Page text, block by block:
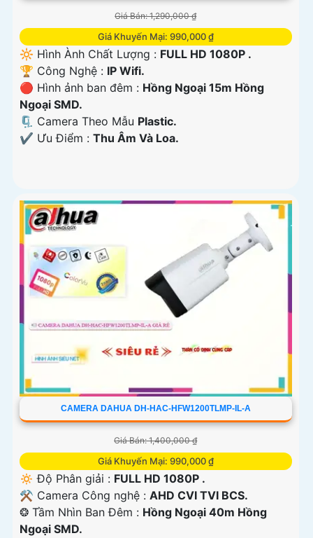
Giá Bán: 1,290,000 ₫
Giá Khuyến Mại: 990,000 ₫
🔆 Hình Ành Chất Lượng : FULL HD 1080P .
🏆 Công Nghệ : IP Wifi.
🔴 Hình ảnh ban đêm : Hồng Ngoại 15m Hồng
Ngoại SMD.
🗜️ Camera Theo Mẫu Plastic.
️✔️ Ưu Điểm : Thu Âm Và Loa.
CAMERA DAHUA DH-HAC-HFW1200TLMP-IL-A
Giá Bán: 1,400,000 ₫
Giá Khuyến Mại: 990,000 ₫
🔅 Độ Phân giải : FULL HD 1080P .
⚒ Camera Công nghệ : AHD CVI TVI BCS.
❂ Tầm Nhìn Ban Đêm : Hồng Ngoại 40m Hồng
Ngoại SMD.